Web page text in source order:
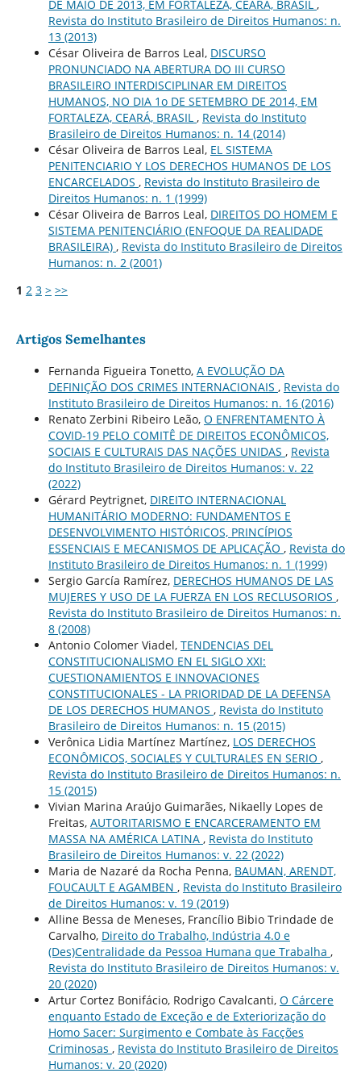
DE MAIO DE 2013, EM FORTALEZA, CEARÁ, BRASIL ,
Revista do Instituto Brasileiro de Direitos Humanos: n.
13 (2013)
César Oliveira de Barros Leal, DISCURSO
PRONUNCIADO NA ABERTURA DO III CURSO
BRASILEIRO INTERDISCIPLINAR EM DIREITOS
HUMANOS, NO DIA 1o DE SETEMBRO DE 2014, EM
FORTALEZA, CEARÁ, BRASIL , Revista do Instituto
Brasileiro de Direitos Humanos: n. 14 (2014)
César Oliveira de Barros Leal, EL SISTEMA
PENITENCIARIO Y LOS DERECHOS HUMANOS DE LOS
ENCARCELADOS , Revista do Instituto Brasileiro de
Direitos Humanos: n. 1 (1999)
César Oliveira de Barros Leal, DIREITOS DO HOMEM E
SISTEMA PENITENCIÁRIO (ENFOQUE DA REALIDADE
BRASILEIRA) , Revista do Instituto Brasileiro de Direitos
Humanos: n. 2 (2001)
1 2 3 > >>
Artigos Semelhantes
Fernanda Figueira Tonetto, A EVOLUÇÃO DA
DEFINIÇÃO DOS CRIMES INTERNACIONAIS , Revista do
Instituto Brasileiro de Direitos Humanos: n. 16 (2016)
Renato Zerbini Ribeiro Leão, O ENFRENTAMENTO À
COVID-19 PELO COMITÊ DE DIREITOS ECONÔMICOS,
SOCIAIS E CULTURAIS DAS NAÇÕES UNIDAS , Revista
do Instituto Brasileiro de Direitos Humanos: v. 22
(2022)
Gérard Peytrignet, DIREITO INTERNACIONAL
HUMANITÁRIO MODERNO: FUNDAMENTOS E
DESENVOLVIMENTO HISTÓRICOS, PRINCÍPIOS
ESSENCIAIS E MECANISMOS DE APLICAÇÃO , Revista do
Instituto Brasileiro de Direitos Humanos: n. 1 (1999)
Sergio García Ramírez, DERECHOS HUMANOS DE LAS
MUJERES Y USO DE LA FUERZA EN LOS RECLUSORIOS ,
Revista do Instituto Brasileiro de Direitos Humanos: n.
8 (2008)
Antonio Colomer Viadel, TENDENCIAS DEL
CONSTITUCIONALISMO EN EL SIGLO XXI:
CUESTIONAMIENTOS E INNOVACIONES
CONSTITUCIONALES - LA PRIORIDAD DE LA DEFENSA
DE LOS DERECHOS HUMANOS , Revista do Instituto
Brasileiro de Direitos Humanos: n. 15 (2015)
Verônica Lidia Martínez Martínez, LOS DERECHOS
ECONÔMICOS, SOCIALES Y CULTURALES EN SERIO ,
Revista do Instituto Brasileiro de Direitos Humanos: n.
15 (2015)
Vivian Marina Araújo Guimarães, Nikaelly Lopes de
Freitas, AUTORITARISMO E ENCARCERAMENTO EM
MASSA NA AMÉRICA LATINA , Revista do Instituto
Brasileiro de Direitos Humanos: v. 22 (2022)
Maria de Nazaré da Rocha Penna, BAUMAN, ARENDT,
FOUCAULT E AGAMBEN , Revista do Instituto Brasileiro
de Direitos Humanos: v. 19 (2019)
Alline Bessa de Meneses, Francílio Bibio Trindade de
Carvalho, Direito do Trabalho, Indústria 4.0 e
(Des)Centralidade da Pessoa Humana que Trabalha ,
Revista do Instituto Brasileiro de Direitos Humanos: v.
20 (2020)
Artur Cortez Bonifácio, Rodrigo Cavalcanti, O Cárcere
enquanto Estado de Exceção e de Exteriorização do
Homo Sacer: Surgimento e Combate às Facções
Criminosas , Revista do Instituto Brasileiro de Direitos
Humanos: v. 20 (2020)